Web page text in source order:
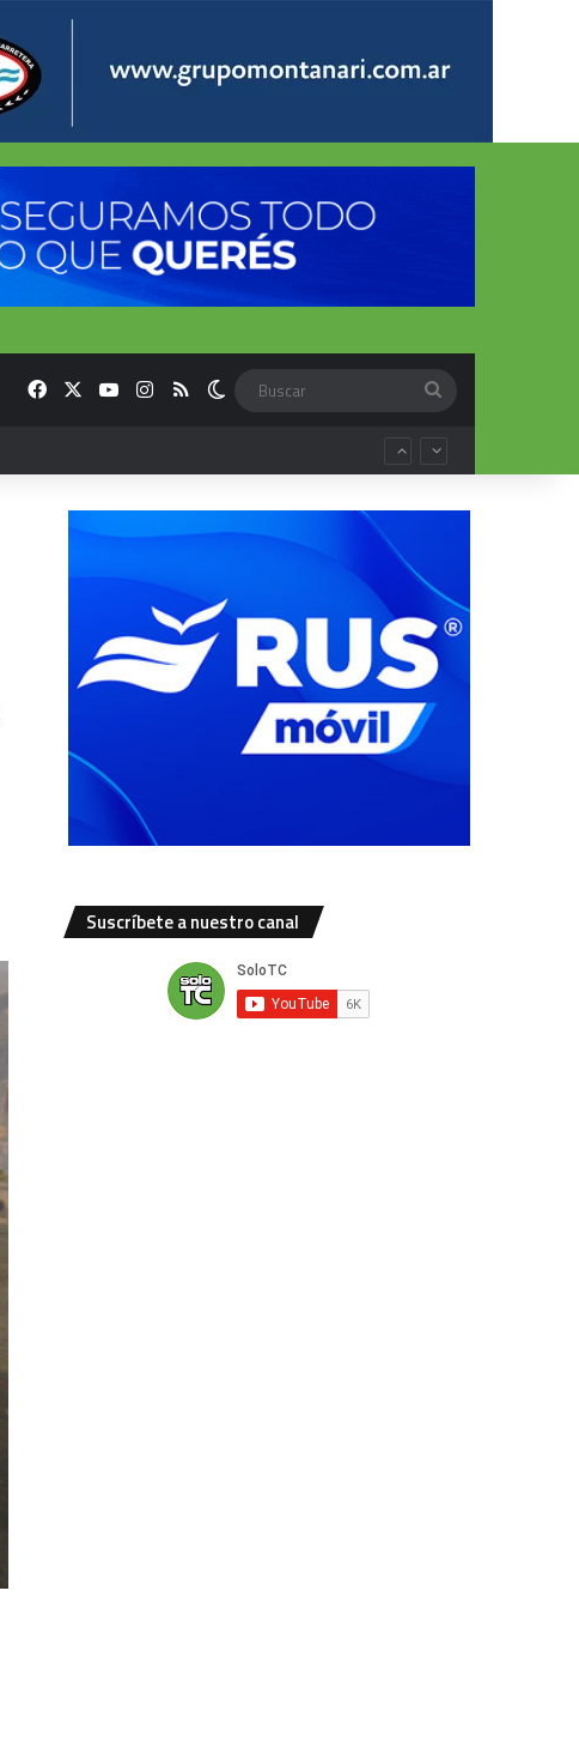
FacebookYouTubeInstagram
RSS Switch skin
Suscríbete a nuestro canal